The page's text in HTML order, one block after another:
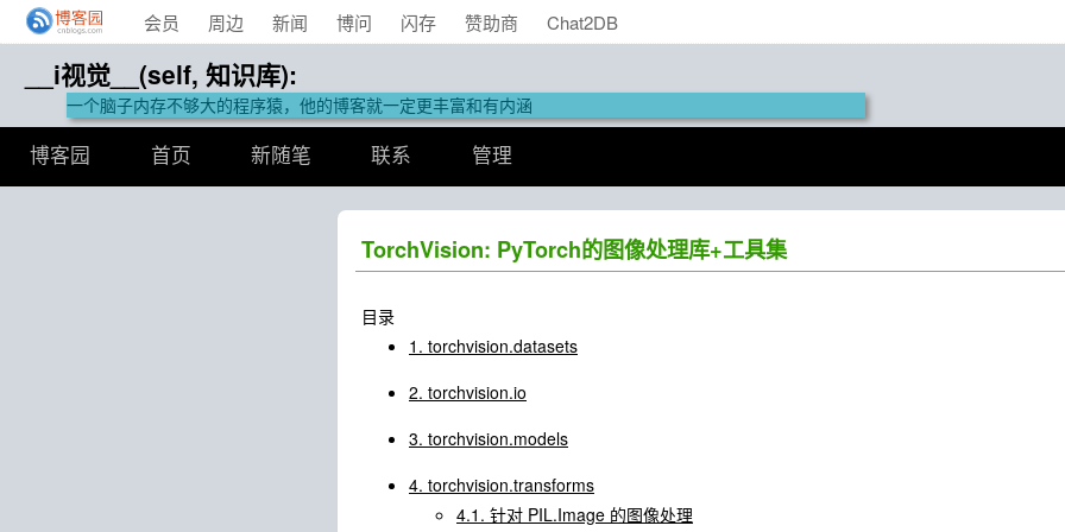
会员 周边 新闻 博问 闪存 赞助商 Chat2DB
__i视觉__(self, 知识库):
一个脑子内存不够大的程序猿，他的博客就一定更丰富和有内涵
博客园 首页 新随笔 联系 管理
TorchVision: PyTorch的图像处理库+工具集
目录
1. torchvision.datasets
2. torchvision.io
3. torchvision.models
4. torchvision.transforms
4.1. 针对 PIL.Image 的图像处理